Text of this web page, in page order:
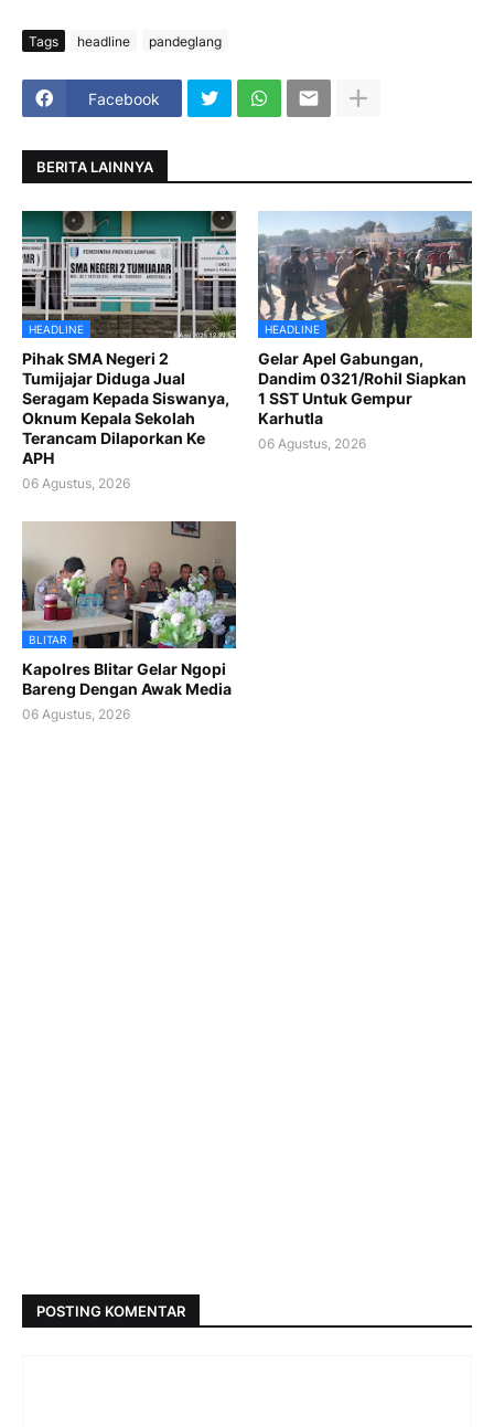
Tags headline pandeglang
Facebook
BERITA LAINNYA
HEADLINE
Pihak SMA Negeri 2
Tumijajar Diduga Jual
Seragam Kepada Siswanya,
Oknum Kepala Sekolah
Terancam Dilaporkan Ke
APH
06 Agustus, 2026
HEADLINE
Gelar Apel Gabungan,
Dandim 0321/Rohil Siapkan
1 SST Untuk Gempur
Karhutla
06 Agustus, 2026
BLITAR
Kapolres Blitar Gelar Ngopi
Bareng Dengan Awak Media
06 Agustus, 2026
POSTING KOMENTAR